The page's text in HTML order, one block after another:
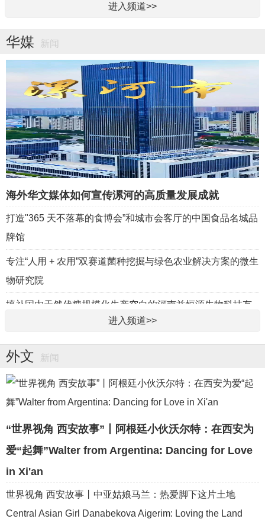
海外华文媒体如何助力文化创意产业的世界交流与发展
引起全球侨界共频的《给阿嬷的情书》故事对海外华文媒体
提供了什么？
一封情书半部侨史：《给阿嬷的情书》里的浙江侨魂
进入频道>>
华媒 新闻
海外华文媒体如何宣传漯河的高质量发展成就
打造"365 天不落幕的食博会”和城市会客厅的中国食品名城品
牌馆
专注“人用 + 农用”双赛道菌种挖掘与绿色农业解决方案的微生
物研究院
填补国内天然代糖规模化生产空白的河南益恒源生物科技有
聚焦食品产业关键核心技术，打造“人才高地、创新之源、食
“侨助千企万品出海·走进漯河”活动圆满举行
进入频道>>
外文 新闻
“世界视角 西安故事”丨阿根廷小伙沃尔特：在西安为
爱“起舞”Walter from Argentina: Dancing for Love
in Xi'an
世界视角 西安故事丨中亚姑娘马兰：热爱脚下这片土地
Central Asian Girl Danabekova Aigerim: Loving the Land